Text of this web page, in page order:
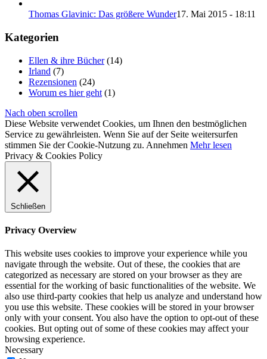
Thomas Glavinic: Das größere Wunder17. Mai 2015 - 18:11
Kategorien
Ellen & ihre Bücher(14)
Irland (7)
Rezensionen (24)
Worum es hier geht (1)
Nach oben scrollen
Diese Website verwendet Cookies, um Ihnen den bestmöglichen
Service zu gewährleisten. Wenn Sie auf der Seite weitersurfen
stimmen Sie der Cookie-Nutzung zu. Annehmen Mehr lesen
Privacy & Cookies Policy
Schließen
Privacy Overview
This website uses cookies to improve your experience while you
navigate through the website. Out of these, the cookies that are
categorized as necessary are stored on your browser as they are
essential for the working of basic functionalities of the website. We
also use third-party cookies that help us analyze and understand how
you use this website. These cookies will be stored in your browser
only with your consent. You also have the option to opt-out of these
cookies. But opting out of some of these cookies may affect your
browsing experience.
Necessary